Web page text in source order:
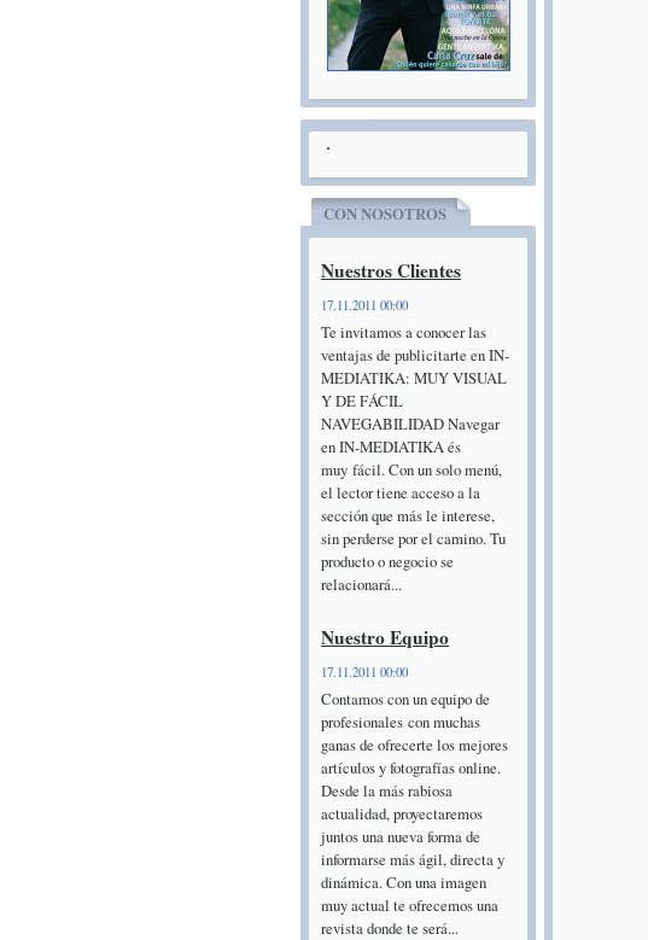
CON NOSOTROS
Nuestros Clientes
17.11.2011 00:00
Te invitamos a conocer las
ventajas de publicitarte en IN-
MEDIATIKA: MUY VISUAL
Y DE FÁCIL
NAVEGABILIDAD Navegar
en IN-MEDIATIKA és
muy fácil. Con un solo menú,
el lector tiene acceso a la
sección que más le interese,
sin perderse por el camino. Tu
producto o negocio se
relacionará...
Nuestro Equipo
17.11.2011 00:00
Contamos con un equipo de
profesionales con muchas
ganas de ofrecerte los mejores
artículos y fotografías online.
Desde la más rabiosa
actualidad, proyectaremos
juntos una nueva forma de
informarse más ágil, directa y
dinámica. Con una imagen
muy actual te ofrecemos una
revista donde te será...